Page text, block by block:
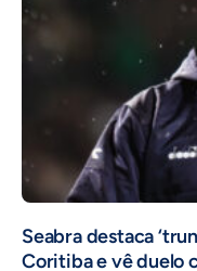
Seabra destaca
Coritiba e vê duelo